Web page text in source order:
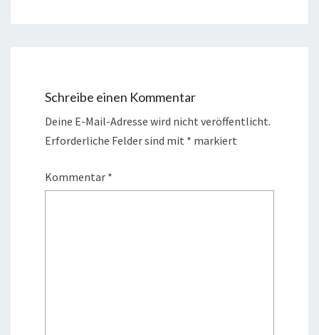
Schreibe einen Kommentar
Deine E-Mail-Adresse wird nicht veröffentlicht.
Erforderliche Felder sind mit * markiert
Kommentar *